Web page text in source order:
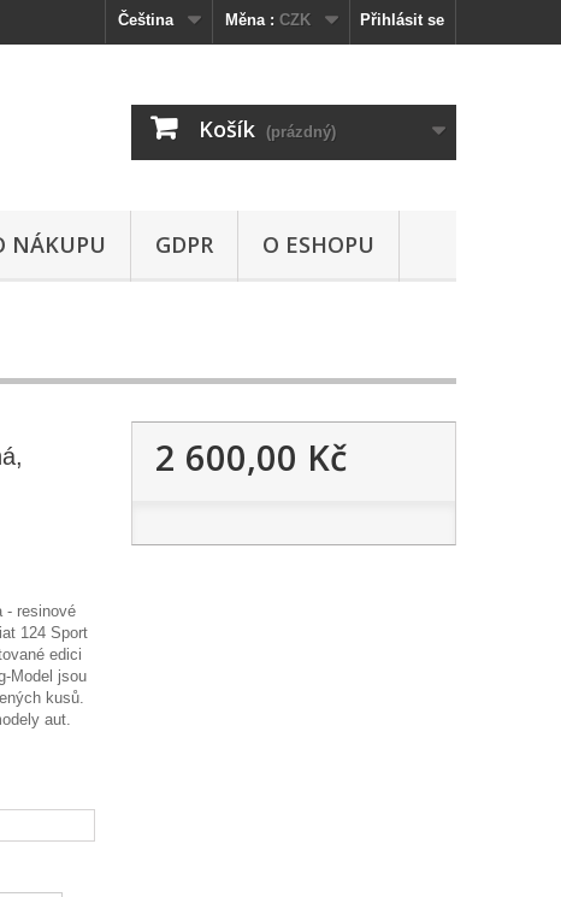
Přihlásit se
Měna : CZK
Čeština
Košík (prázdný)
NÁKUPU GDPR O ESHOPU
- resinové
124 Sport
edici
Model jsou
kusů.
aut.
2 600,00 Kč